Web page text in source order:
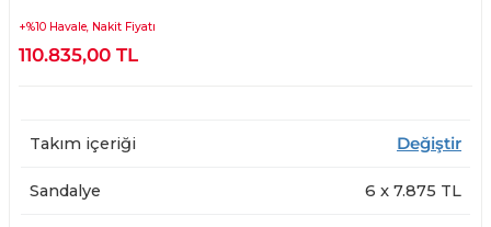
+%10 Havale, Nakit Fiyatı
110.835,00 TL
Takım içeriği Değiştir
Sandalye 6 x 7.875 TL